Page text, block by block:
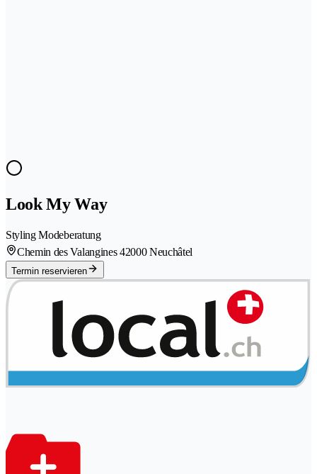
Look My Way
Styling Modeberatung
Chemin des Valangines 42000 Neuchâtel
Termin reservieren